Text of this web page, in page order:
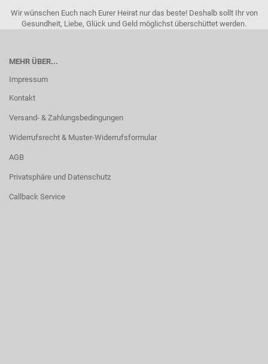
Wir wünschen Euch nach Eurer Heirat nur das beste! Deshalb sollt Ihr von
Gesundheit, Liebe, Glück und Geld möglichst überschüttet werden.
MEHR ÜBER...
Impressum
Kontakt
Versand- & Zahlungsbedingungen
Widerrufsrecht & Muster-Widerrufsformular
AGB
Privatsphäre und Datenschutz
Callback Service